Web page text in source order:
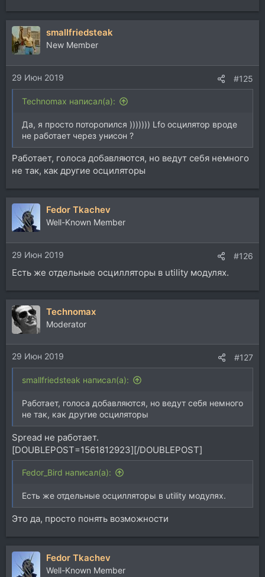
smallfriedsteak
New Member
29 Июн 2019 #125
Technomax написал(а):
Да, я просто поторопился ))))))) Lfo осцилятор вроде
не работает через унисон ?
Работает, голоса добавляются, но ведут себя немного
не так, как другие осциляторы
Fedor Tkachev
Well-Known Member
29 Июн 2019 #126
Есть же отдельные осцилляторы в utility модулях.
Technomax
Moderator
29 Июн 2019 #127
smallfriedsteak написал(а):
Работает, голоса добавляются, но ведут себя немного
не так, как другие осциляторы
Spread не работает.
[DOUBLEPOST=1561812923][/DOUBLEPOST]
Fedor_Bird написал(а):
Есть же отдельные осцилляторы в utility модулях.
Это да, просто понять возможности
Fedor Tkachev
Well-Known Member